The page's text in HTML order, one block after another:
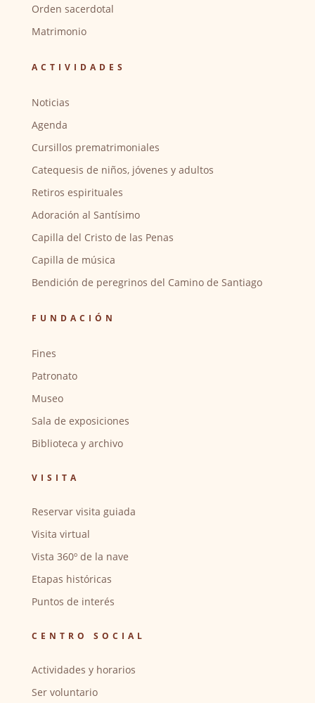
Orden sacerdotal
Matrimonio
ACTIVIDADES
Noticias
Agenda
Cursillos prematrimoniales
Catequesis de niños, jóvenes y adultos
Retiros espirituales
Adoración al Santísimo
Capilla del Cristo de las Penas
Capilla de música
Bendición de peregrinos del Camino de Santiago
FUNDACIÓN
Fines
Patronato
Museo
Sala de exposiciones
Biblioteca y archivo
VISITA
Reservar visita guiada
Visita virtual
Vista 360º de la nave
Etapas históricas
Puntos de interés
CENTRO SOCIAL
Actividades y horarios
Ser voluntario